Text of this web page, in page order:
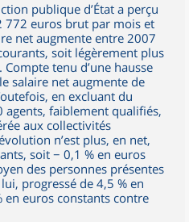
publique d’État a perçu
772 euros brut par mois et
net augmente entre 2007
soit légèrement plus
tenu d’une hausse
salaire net augmente de
en excluant du
agents, faiblement qualifiés,
aux collectivités
n’est plus, en net,
soit − 0,1 % en euros
des personnes présentes
progressé de 4,5 % en
en euros constants contre